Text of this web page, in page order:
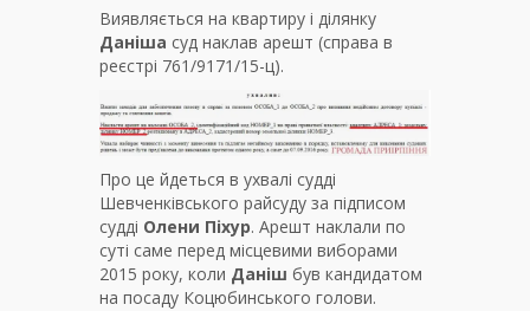
Виявляється на квартиру і ділянку
Даніша суд наклав арешт (справа в
реєстрі 761/9171/15-ц).
Про це йдеться в ухвалі судді
Шевченківського райсуду за підписом
судді Олени Піхур. Арешт наклали по
суті саме перед місцевими виборами
2015 року, коли Даніш був кандидатом
на посаду Коцюбинського голови.